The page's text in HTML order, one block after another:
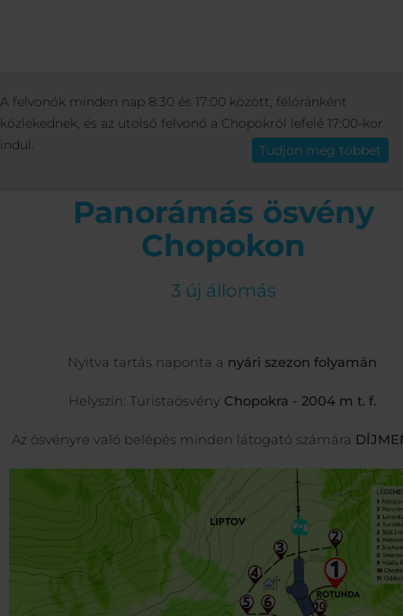
Magyar
AKTIVITÁSOK
NYÁRI TEVÉKENYSÉGEK
PANORÁMÁS ÖSVÉNY CHOPOKON
Panorámás ösvény
Chopokon
3 új állomás
Nyitva tartás naponta a nyári szezon folyamán
Helyszín: Turistaösvény Chopokra - 2004 m t. f.
Az ösvényre való belépés minden látogató számára
A felvonók minden nap 8:30 és 17:00 között, félóránként
közlekednek, és az utolsó felvonó a Chopokról lefelé 17:00-kor
indul.
Tudjon meg többet